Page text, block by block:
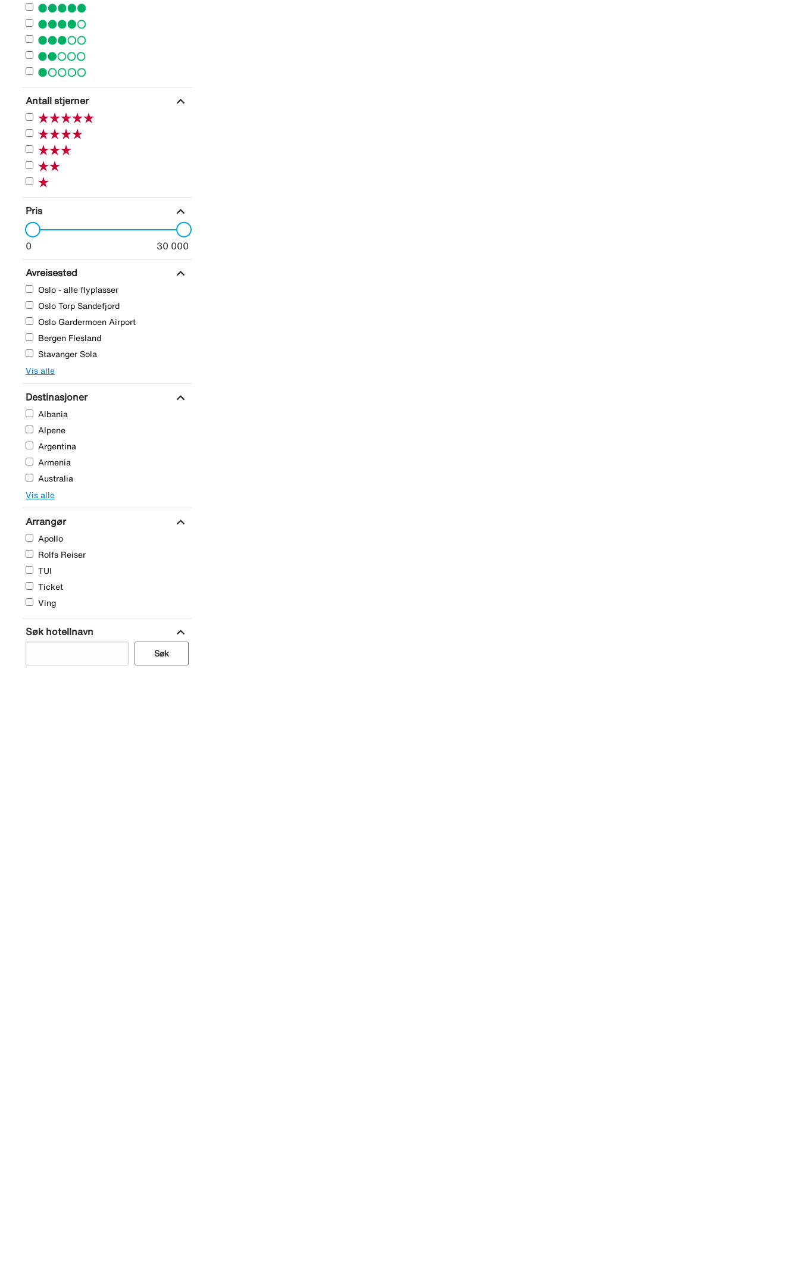
Antall stjerner expand_more
Pris expand_more
0 30 000
Avreisested expand_more
Oslo - alle flyplasser
Oslo Torp Sandefjord
Oslo Gardermoen Airport
Bergen Flesland
Stavanger Sola
Vis alle
Destinasjoner expand_more
Albania
Alpene
Argentina
Armenia
Australia
Vis alle
Arrangør expand_more
Apollo
Rolfs Reiser
TUI
Ticket
Ving
Søk hotellnavn expand_more
Søk